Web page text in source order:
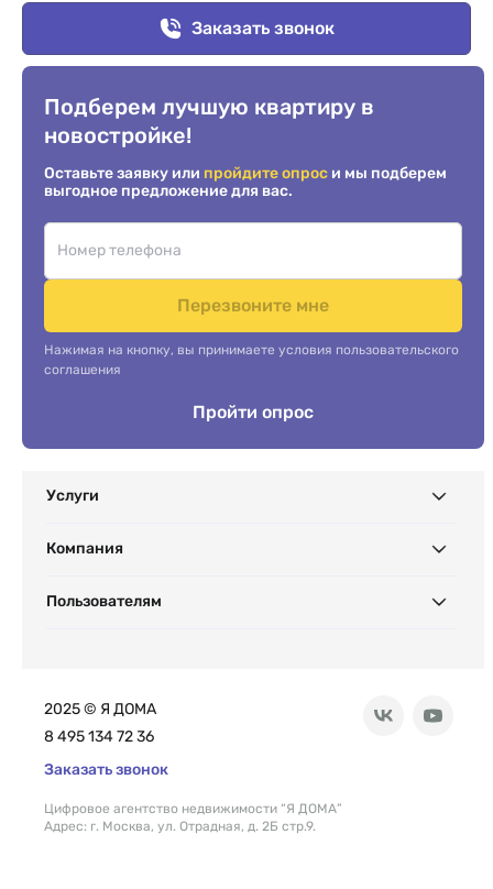
Заказать звонок
Подберем лучшую квартиру в
новостройке!
Оставьте заявку или пройдите опрос и мы подберем
выгодное предложение для вас.
Перезвоните мне
Нажимая на кнопку, вы принимаете условия пользовательского
соглашения
Пройти опрос
Услуги
Компания
Пользователям
2025 © Я ДОМА
8 495 134 72 36
Заказать звонок
Цифровое агентство недвижимости “Я ДОМА”
Адрес: г. Москва, ул. Отрадная, д. 2Б стр.9.